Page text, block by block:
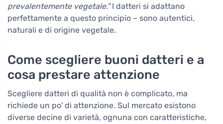
prevalentemente vegetale."I datteri si adattano
perfettamente a questo principio – sono autentici,
naturali e di origine vegetale.
Come scegliere buoni datteri e a
cosa prestare attenzione
Scegliere datteri di qualità non è complicato, ma
richiede un po' di attenzione. Sul mercato esistono
diverse decine di varietà, ognuna con caratteristiche,